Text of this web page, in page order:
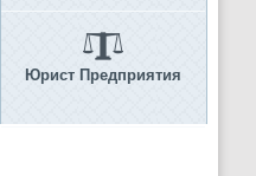
Юрист Предприятия